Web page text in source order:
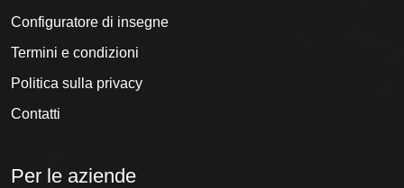
Configuratore di insegne
Termini e condizioni
Politica sulla privacy
Contatti
Per le aziende